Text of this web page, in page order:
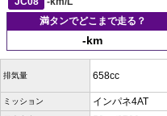
満タンでどこまで走る？
-km
排気量 658cc
ミッション インパネ4AT